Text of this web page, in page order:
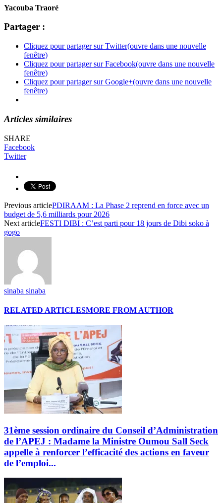
Yacouba Traoré
Partager :
Cliquez pour partager sur Twitter(ouvre dans une nouvelle
fenêtre)
Cliquez pour partager sur Facebook(ouvre dans une nouvelle
fenêtre)
Cliquez pour partager sur Google+(ouvre dans une nouvelle
fenêtre)
Articles similaires
SHARE
Facebook
Twitter
Previous articlePDIRAAM : La Phase 2 reprend en force avec un
budget de 5,6 milliards pour 2026
Next articleFESTI DIBI : C’est parti pour 18 jours de Dibi soko à
gogo
sinaba sinaba
RELATED ARTICLESMORE FROM AUTHOR
31ème session ordinaire du Conseil d’Administration
de l’APEJ : Madame la Ministre Oumou Sall Seck
appelle à renforcer l’efficacité des actions en faveur
de l’emploi...